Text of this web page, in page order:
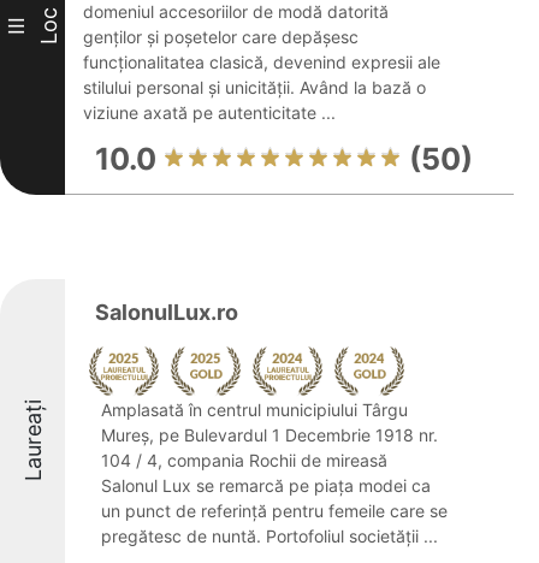
III Loc
domeniul accesoriilor de modă datorită
genților și poșetelor care depășesc
funcționalitatea clasică, devenind expresii ale
stilului personal și unicității. Având la bază o
viziune axată pe autenticitate ...
10.0 (50)
Laureați
SalonulLux.ro
Amplasată în centrul municipiului Târgu
Mureș, pe Bulevardul 1 Decembrie 1918 nr.
104 / 4, compania Rochii de mireasă
Salonul Lux se remarcă pe piața modei ca
un punct de referință pentru femeile care se
pregătesc de nuntă. Portofoliul societății ...